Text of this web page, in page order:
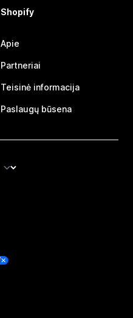
Shopify
Apie
Partneriai
Teisinė informacija
Paslaugų būsena